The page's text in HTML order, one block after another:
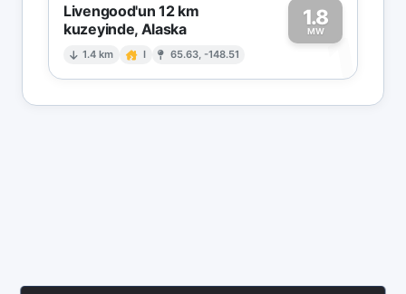
Livengood'un 12 km
kuzeyinde, Alaska
1.4 km I 65.63, -148.51
1.8
MW1